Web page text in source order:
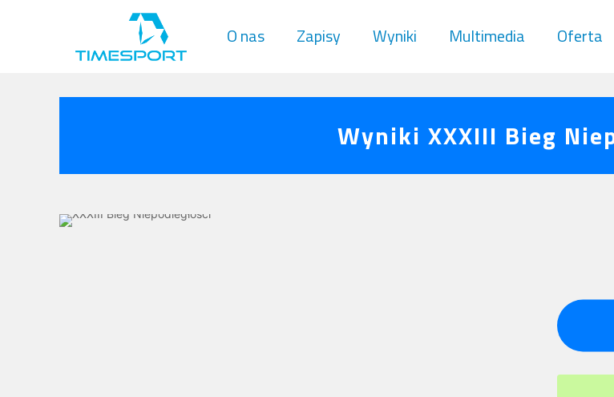
O nas Zapisy Wyniki Multimedia Oferta
Wyniki XXXIII Bieg